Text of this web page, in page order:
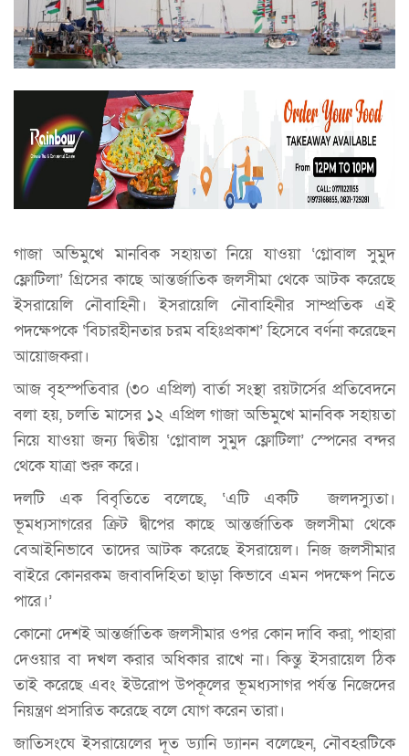
গাজা অভিমুখে মানবিক সহায়তা নিয়ে যাওয়া ‘গ্লোবাল সুমুদ
ফ্লোটিলা’ গ্রিসের কাছে আন্তর্জাতিক জলসীমা থেকে আটক করেছে
ইসরায়েলি নৌবাহিনী। ইসরায়েলি নৌবাহিনীর সাম্প্রতিক এই
পদক্ষেপকে ‘বিচারহীনতার চরম বহিঃপ্রকাশ’ হিসেবে বর্ণনা করেছেন
আয়োজকরা।
আজ বৃহস্পতিবার (৩০ এপ্রিল) বার্তা সংস্থা রয়টার্সের প্রতিবেদনে
বলা হয়, চলতি মাসের ১২ এপ্রিল গাজা অভিমুখে মানবিক সহায়তা
নিয়ে যাওয়া জন্য দ্বিতীয় ‘গ্লোবাল সুমুদ ফ্লোটিলা’ স্পেনের বন্দর
থেকে যাত্রা শুরু করে।
দলটি এক বিবৃতিতে বলেছে, ‘এটি একটি জলদস্যুতা।
ভূমধ্যসাগরের ক্রিট দ্বীপের কাছে আন্তর্জাতিক জলসীমা থেকে
বেআইনিভাবে তাদের আটক করেছে ইসরায়েল। নিজ জলসীমার
বাইরে কোনরকম জবাবদিহিতা ছাড়া কিভাবে এমন পদক্ষেপ নিতে
পারে।’
কোনো দেশই আন্তর্জাতিক জলসীমার ওপর কোন দাবি করা, পাহারা
দেওয়ার বা দখল করার অধিকার রাখে না। কিন্তু ইসরায়েল ঠিক
তাই করেছে এবং ইউরোপ উপকূলের ভূমধ্যসাগর পর্যন্ত নিজেদের
নিয়ন্ত্রণ প্রসারিত করেছে বলে যোগ করেন তারা।
জাতিসংঘে ইসরায়েলের দূত ড্যানি ড্যানন বলেছেন, নৌবহরটিকে